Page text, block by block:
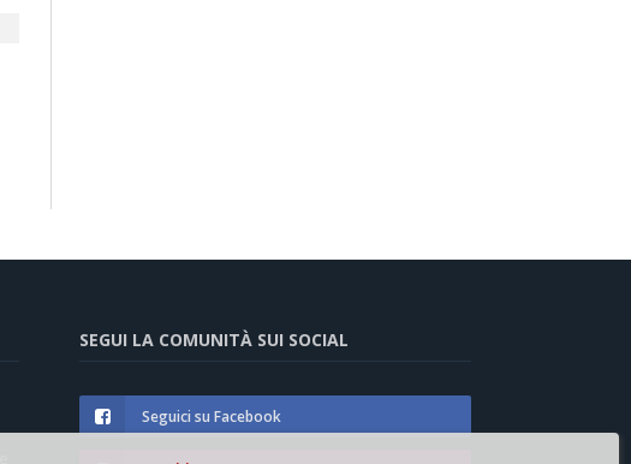
SEGUI LA COMUNITÀ SUI SOCIAL
Seguici su Facebook